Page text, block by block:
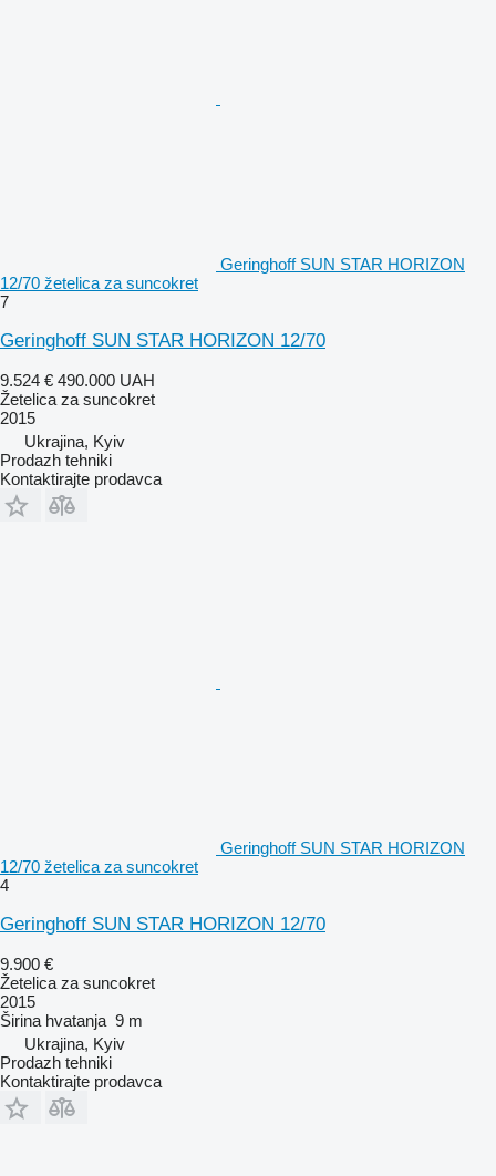
Geringhoff SUN STAR HORIZON
12/70 žetelica za suncokret
7
Geringhoff SUN STAR HORIZON 12/70
9.524 € 490.000 UAH
Žetelica za suncokret
2015
Ukrajina, Kyiv
Prodazh tehniki
Kontaktirajte prodavca
Geringhoff SUN STAR HORIZON
12/70 žetelica za suncokret
4
Geringhoff SUN STAR HORIZON 12/70
9.900 €
Žetelica za suncokret
2015
Širina hvatanja 9 m
Ukrajina, Kyiv
Prodazh tehniki
Kontaktirajte prodavca